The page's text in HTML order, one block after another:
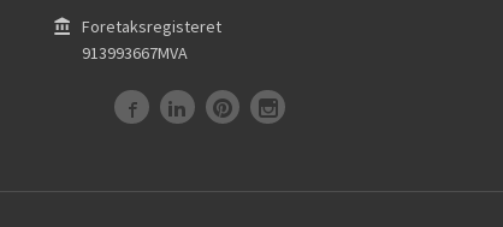
Foretaksregisteret
913993667MVA